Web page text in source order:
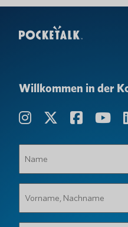
Willkommen in der
(erforderlich)
Nachname
(erforderlich)